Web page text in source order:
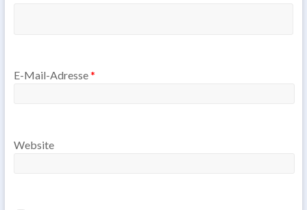
E-Mail-Adresse*
Website